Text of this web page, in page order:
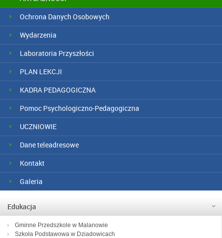
Ochrona Danych Osobowych
Wydarzenia
Laboratoria Przyszłości
PLAN LEKCJI
KADRA PEDAGOGICZNA
Pomoc Psychologiczno-Pedagogiczna
UCZNIOWIE
Dane teleadresowe
Kontakt
Galeria
Edukacja
Gminne Przedszkole w Malanowie
Szkoła Podstawowa w Dziadowicach